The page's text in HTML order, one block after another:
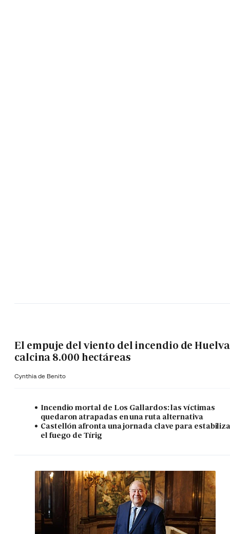
El empuje del viento del incendio de Huelva
calcina 8.000 hectáreas
Cynthia de Benito
Incendio mortal de Los Gallardos: las víctimas
quedaron atrapadas en una ruta alternativa
Castellón afronta una jornada clave para
el fuego de Tírig